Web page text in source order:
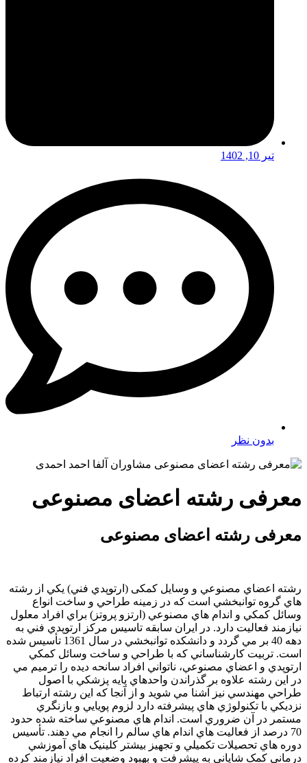
تیر 10, 1402
بدون نظر
معرفی رشته اعضای مصنوعی
معرفی رشته اعضای مصنوعی
رشته اعضاي مصنوعي و وسايل کمکی (ارتوپدي فني) يکي از رشته
هاي گروه توانبخشي است که در زمينه طراحي و ساخت انواع
وسائل کمکي و اندام هاي مصنوعي (ارتزو پروتز) براي افراد معلول
نيازمند فعاليت دارد. در ايران سابقه تاسيس مرکز ارتوپدي فني به
دهه 40 بر مي گردد و دانشکده توانبخشي در سال 1361 تأسيس شده
است. تربيت کارشناساني که با طراحي و ساخت وسائل کمکي
ارتوپدي و اعضاي مصنوعي، ناتواني افراد سانحه ديده را ترميم مي
در اين رشته علاوه بر گذراندن واحدهاي پايه پزشکي با اصول
طراحي مهندسي نيز آشنا مي شويد و از آنجا که اين رشته ارتباط
نزديکي با تکنولوژي هاي پيشرفته دارد لزوم پويايي و بازنگري
مستمر در آن ضروري است. اندام هاي مصنوعي ساخته شده حدود
70 درصد از فعاليت هاي اندام هاي سالم را انجام مي دهند. تأسيس
دوره هاي تحصيلات تکميلي و تجهيز بيشتر کلينيک هاي آموزشي
درماني کمک شاياني به پيشرفت و بهبود وضعيت افراد نيازمند کرده